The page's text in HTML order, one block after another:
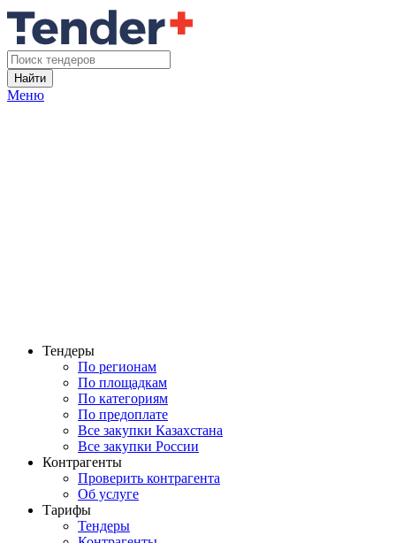
Найти
Меню
Тендеры
По регионам
По площадкам
По категориям
По предоплате
Все закупки Казахстана
Все закупки России
Контрагенты
Проверить контрагента
Об услуге
Тарифы
Тендеры